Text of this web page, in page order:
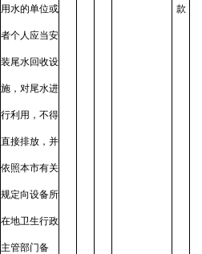
用水的单位或
者个人应当安
装尾水回收设
施，对尾水进
行利用，不得
直接排放，并
依照本市有关
规定向设备所
在地卫生行政
主管部门备
款